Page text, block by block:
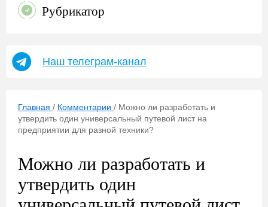
Рубрикатор
Наш телеграм-канал
Главная / Комментарии / Можно ли разработать и
утвердить один универсальный путевой лист на
предприятии для разной техники?
Можно ли разработать и
утвердить один